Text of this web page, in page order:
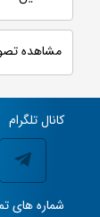
مشاهده
کانال تلگرام
شماره های